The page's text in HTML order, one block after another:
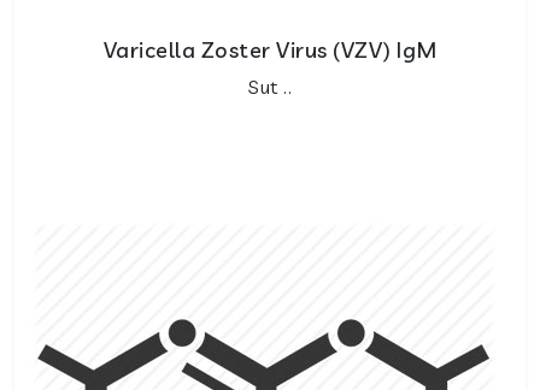
Varicella Zoster Virus (VZV) IgM
Sut ..